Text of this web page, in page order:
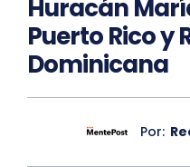
Huracán
Puerto Rico y
Dominicana
Por: